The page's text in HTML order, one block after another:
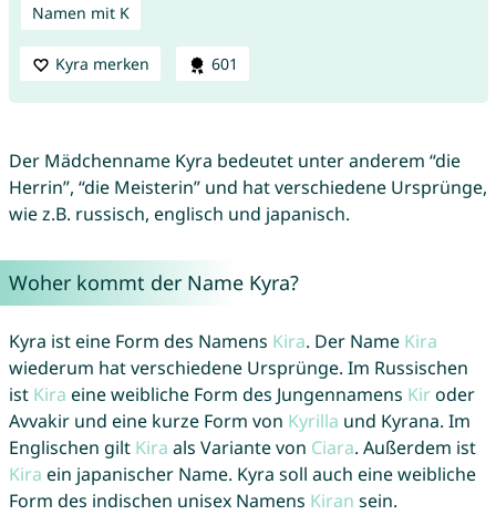
Namen mit K
Kyra merken 601
Der Mädchenname Kyra bedeutet unter anderem “die
Herrin”, “die Meisterin” und hat verschiedene Ursprünge,
wie z.B. russisch, englisch und japanisch.
Woher kommt der Name Kyra?
Kyra ist eine Form des Namens Kira. Der Name Kira
wiederum hat verschiedene Ursprünge. Im Russischen
ist Kira eine weibliche Form des Jungennamens Kiroder
Avvakir und eine kurze Form von Kyrilla und Kyrana. Im
Englischen gilt Kira als Variante von Ciara. Außerdem ist
Kira ein japanischer Name. Kyra soll auch eine weibliche
Form des indischen unisex Namens Kiran sein.